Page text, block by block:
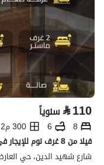
⃁110 سنوياً
8
6
300 م2
فيلا من 8 غرف نوم للإيجار في العريض، الرياض
شارع شهيد الدين، حي